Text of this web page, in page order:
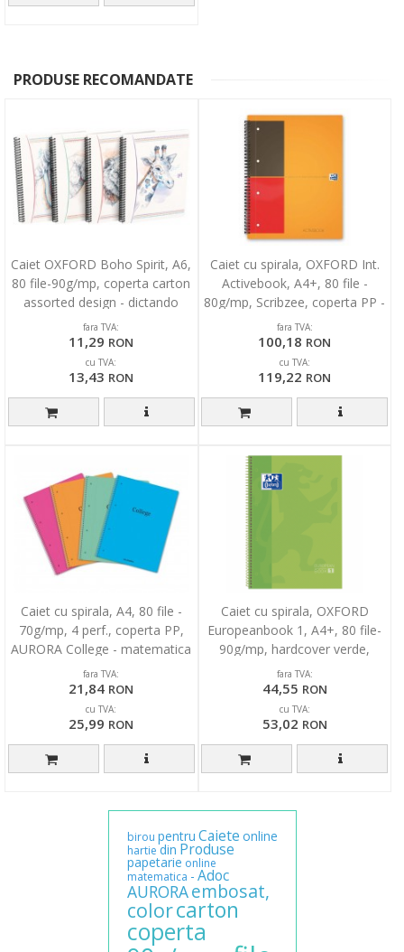
PRODUSE RECOMANDATE
Caiet OXFORD Boho Spirit, A6,
80 file-90g/mp, coperta carton
assorted design - dictando
fara TVA:
11,29 RON
cu TVA:
13,43 RON
Caiet cu spirala, OXFORD Int.
Activebook, A4+, 80 file -
80g/mp, Scribzee, coperta PP -
dictando
fara TVA:
100,18 RON
cu TVA:
119,22 RON
Caiet cu spirala, A4, 80 file -
70g/mp, 4 perf., coperta PP,
AURORA College - matematica
fara TVA:
21,84 RON
cu TVA:
25,99 RON
Caiet cu spirala, OXFORD
Europeanbook 1, A4+, 80 file-
90g/mp, hardcover verde,
Scribzee-dictando
fara TVA:
44,55 RON
cu TVA:
53,02 RON
birou pentru Caiete online
hartie din Produse
papetarie online
matematica - Adoc
AURORAembosat,
colorcarton
coperta